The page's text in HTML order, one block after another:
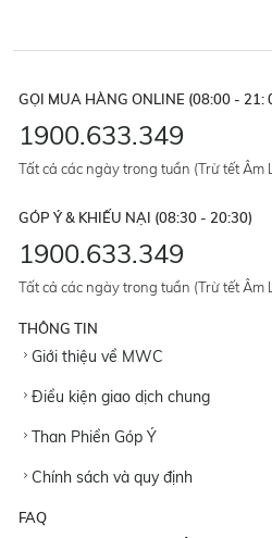
GỌI MUA HÀNG ONLINE (08:00 - 21:
1900.633.349
Tất cả các ngày trong tuần (Trừ tết Âm
GÓP Ý & KHIẾU NẠI (08:30 - 20:30)
1900.633.349
Tất cả các ngày trong tuần (Trừ tết Âm
THÔNG TIN
Giới thiệu về MWC
Điều kiện giao dịch chung
Than Phiền Góp Ý
Chính sách và quy định
FAQ